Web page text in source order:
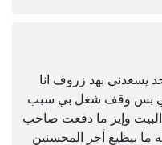
يسعدني بهد زروف انا
اهلي بس وقف شغل بي سبب
وإيز ما دفعت صاحب
ما بيظيع أجر المحسنين